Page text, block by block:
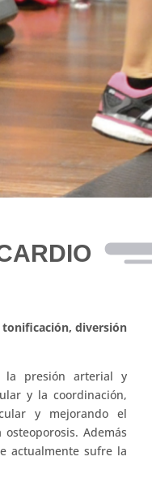
tonificación, diversión
la presión arterial y
y la coordinación,
y mejorando el
Además
actualmente sufre la